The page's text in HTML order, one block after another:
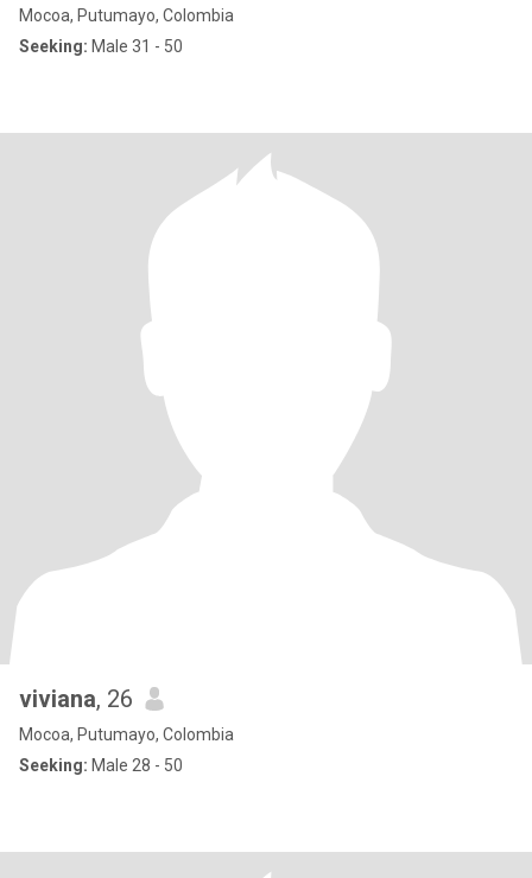
Mocoa, Putumayo, Colombia
Seeking: Male 31 - 50
viviana, 26
Mocoa, Putumayo, Colombia
Seeking: Male 28 - 50